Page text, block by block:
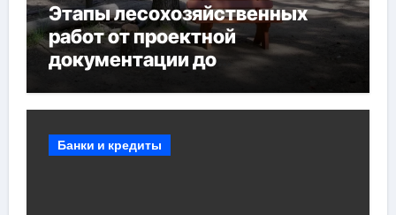
Этапы лесохозяйственных
работ от проектной
документации до
мероприятий и обустройства
Банки и кредиты